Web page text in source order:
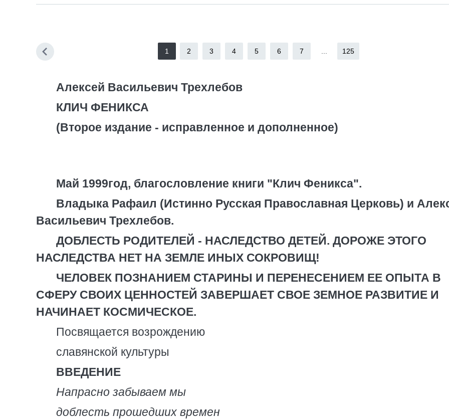
1 2 3 4 5 6 7 125
Алексей Васильевич Трехлебов
КЛИЧ ФЕНИКСА
(Второе издание - исправленное и дополненное)
Май 1999год, благословление книги "Клич Феникса".
Владыка Рафаил (Истинно Русская Православная Церковь) и
Васильевич Трехлебов.
ДОБЛЕСТЬ РОДИТЕЛЕЙ - НАСЛЕДСТВО ДЕТЕЙ. ДОРОЖЕ ЭТОГО
НАСЛЕДСТВА НЕТ НА ЗЕМЛЕ ИНЫХ СОКРОВИЩ!
ЧЕЛОВЕК ПОЗНАНИЕМ СТАРИНЫ И ПЕРЕНЕСЕНИЕМ ЕЕ ОПЫТА В
СФЕРУ СВОИХ ЦЕННОСТЕЙ ЗАВЕРШАЕТ СВОЕ ЗЕМНОЕ РАЗВИТИЕ И
НАЧИНАЕТ КОСМИЧЕСКОЕ.
Посвящается возрождению
славянской культуры
ВВЕДЕНИЕ
Напрасно забываем мы
доблесть прошедших времен